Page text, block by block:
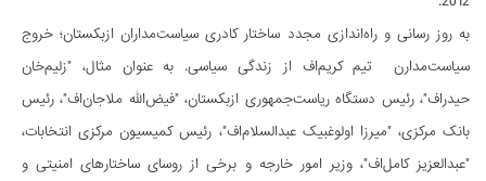
به روز رسانی و راه‌اندازی مجدد ساختار کادری سیاست‌مداران ازبکستان؛ خروج
سیاست‌مدارن تیم کریم‌اف از زندگی سیاسی. به عنوان مثال، "زلیم‌خان
حیدراف"، رئیس دستگاه ریاست‌جمهوری ازبکستان، "فیض‌الله ملا‌جان‌اف"، رئیس
بانک مرکزی، "میرزا اولوغبیک عبدالسلام‌اف"، رئیس کمیسیون مرکزی انتخابات،
"عبدالعزیز کامل‌اف"، وزیر امور خارجه و برخی از روسای ساختارهای امنیتی و